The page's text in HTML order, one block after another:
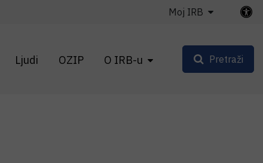
Ljudi OZIP O IRB-u
Moj IRB
Pretraži